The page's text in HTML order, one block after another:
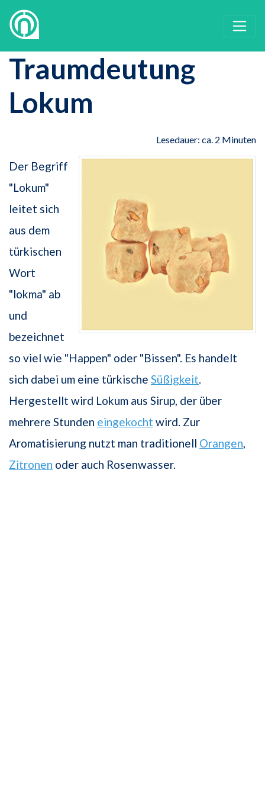
Traumdeutung
Lokum
Lesedauer: ca. 2 Minuten
Der Begriff
"Lokum"
leitet sich
aus dem
türkischen
Wort
"lokma" ab
und
bezeichnet
so viel wie "Happen" oder "Bissen". Es handelt
sich dabei um eine türkische Süßigkeit.
Hergestellt wird Lokum aus Sirup, der über
mehrere Stunden eingekocht wird. Zur
Aromatisierung nutzt man traditionell Orangen,
Zitronen oder auch Rosenwasser.